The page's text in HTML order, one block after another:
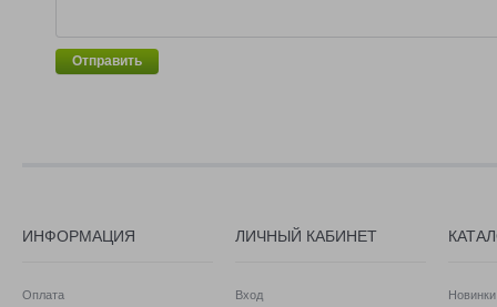
Отправить
ИНФОРМАЦИЯ
Оплата
ЛИЧНЫЙ КАБИНЕТ
Вход Новинки